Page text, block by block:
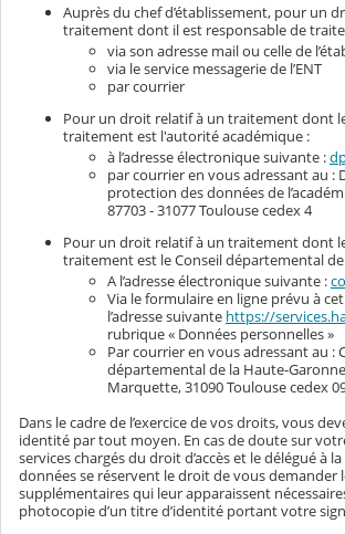
Auprès du chef d’établissement, pour un
traitement dont il est responsable de
via son adresse mail ou celle de
via le service messagerie de l’ENT
par courrier
Pour un droit relatif à un traitement dont
traitement est l'autorité académique :
à l’adresse électronique suivante :
par courrier en vous adressant au :
protection des données de
87703 - 31077 Toulouse cedex 4
Pour un droit relatif à un traitement dont
traitement est le Conseil départemental
A l’adresse électronique suivante :
Via le formulaire en ligne prévu à
l’adresse suivante https://
rubrique « Données personnelles »
Par courrier en vous adressant au :
départemental de la Haute-
Marquette, 31090 Toulouse cedex
Dans le cadre de l’exercice de vos droits, vous
identité par tout moyen. En cas de doute sur
services chargés du droit d’accès et le délégué à
données se réservent le droit de vous demander
supplémentaires qui leur apparaissent
photocopie d’un titre d’identité portant votre